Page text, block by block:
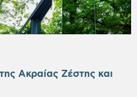
Aκραίας Ζέστης και